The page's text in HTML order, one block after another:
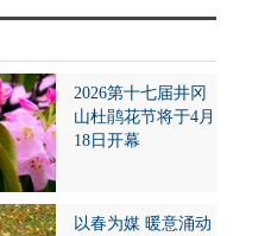
2026第十七届井冈
山杜鹃花节将于4月
18日开幕
以春为媒 暖意涌动